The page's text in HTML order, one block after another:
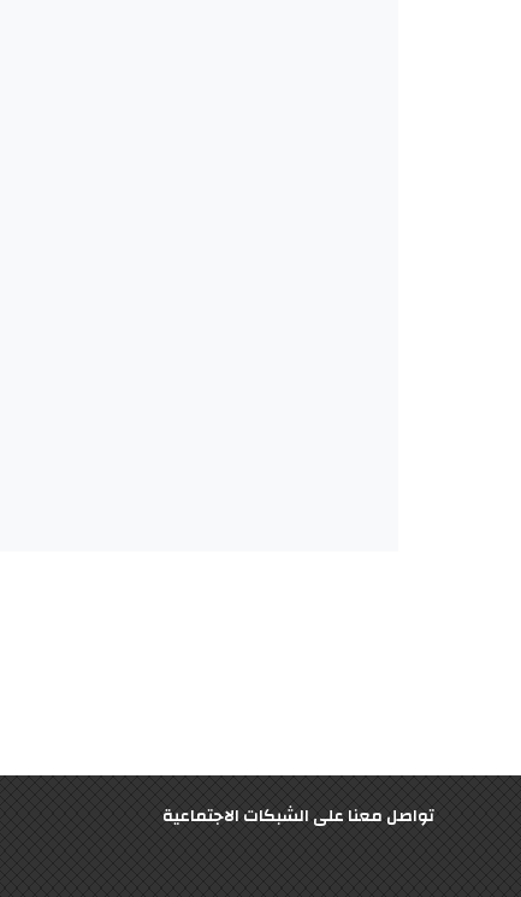
تواصل معنا على الشبكات الاجتماعية